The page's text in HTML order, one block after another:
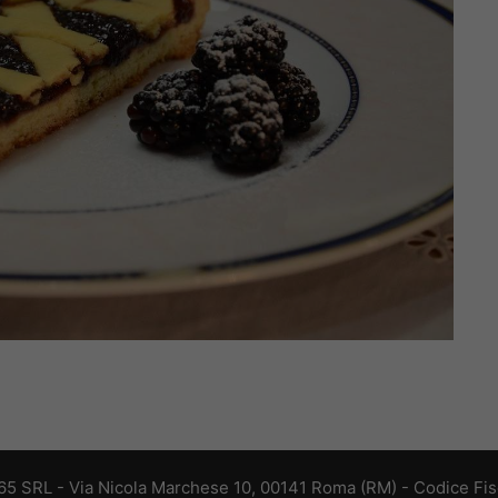
SRL - Via Nicola Marchese 10, 00141 Roma (RM) - Codice